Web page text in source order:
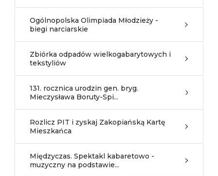
Ogólnopolska Olimpiada Młodzieży -
biegi narciarskie
Zbiórka odpadów wielkogabarytowych i
tekstyliów
131. rocznica urodzin gen. bryg.
Mieczysława Boruty-Spi...
Rozlicz PIT i zyskaj Zakopiańską Kartę
Mieszkańca
Międzyczas. Spektakl kabaretowo -
muzyczny na podstawie...